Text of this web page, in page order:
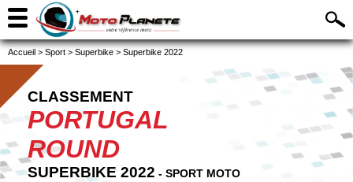
Accueil > Sport > Superbike > Superbike 2022
CLASSEMENT
PORTUGAL
ROUND
SUPERBIKE 2022 - SPORT MOTO